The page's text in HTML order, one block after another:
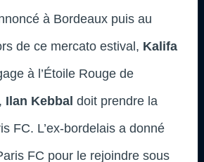
à Bordeaux puis au
de ce mercato estival, Kalifa
à l’Étoile Rouge de
Ilan Kebbal doit prendre la
FC. L’ex-bordelais a donné
FC pour le rejoindre sous